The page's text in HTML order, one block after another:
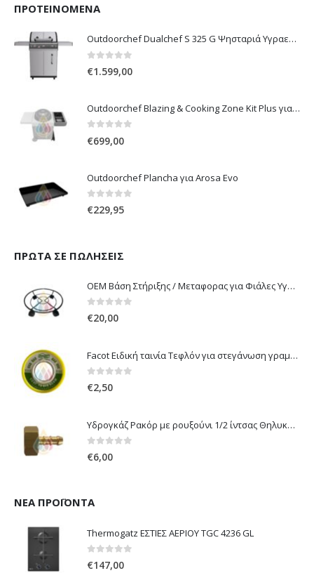
ΠΡΟΤΕΙΝΌΜΕΝΑ
Outdoorchef Dualchef S 325 G Ψησταριά Υγραερίου
€1.599,00
Outdoorchef Blazing & Cooking Zone Kit Plus για Ψησταριά Arosa Evo
€699,00
Outdoorchef Plancha για Arosa Evo
0out of 5
€229,95
ΠΡΏΤΑ ΣΕ ΠΩΛΉΣΕΙΣ
OEM Βάση Στήριξης / Μεταφορας για Φιάλες Υγραερίου 10 kg & 13 kg με ροδάκια
0out of 5
€20,00
Facot Ειδική ταινία Τεφλόν για στεγάνωση γραμμών αερίου 12m
0out of 5
€2,50
Υδρογκάζ Ρακόρ με ρουξούνι 1/2 ίντσας Θηλυκό Δεξιόστροφο για σύνδεση συσκευών με λάστιχο υγραερίου 8mm
0out of 5
€6,00
ΝΈΑ ΠΡΟΪΌΝΤΑ
Thermogatz ΕΣΤΙΕΣ ΑΕΡΙΟΥ TGC 4236 GL
0out of 5
€147,00